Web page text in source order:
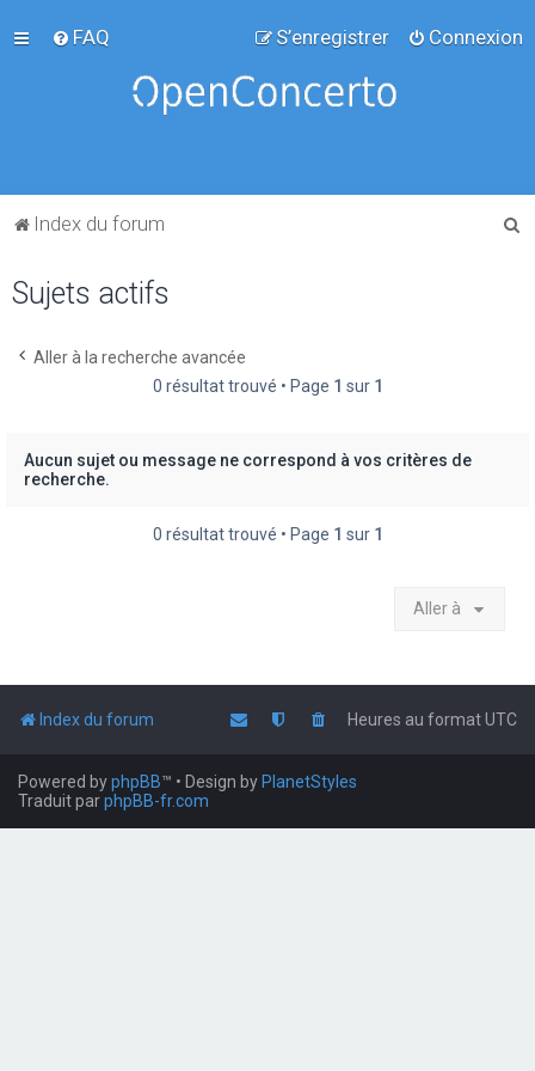
FAQ Connexion
S’enregistrer
Index du forum
Sujets actifs
Aller à la recherche avancée
0 résultat trouvé • Page 1 sur 1
Aucun sujet ou message ne correspond à vos critères de
recherche.
0 résultat trouvé • Page 1 sur 1
Aller à
Index du forum Heures au formatUTC
Powered byphpBB™ • Design by PlanetStyles
Traduit parphpBB-fr.com